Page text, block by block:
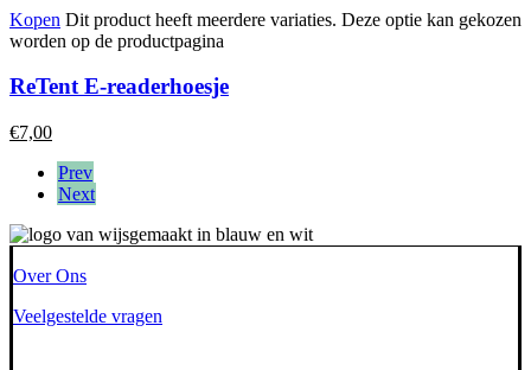
Kopen Dit product heeft meerdere variaties. Deze optie kan gekozen
worden op de productpagina
ReTent E-readerhoesje
€7,00
Prev
Next
Over Ons
Veelgestelde vragen